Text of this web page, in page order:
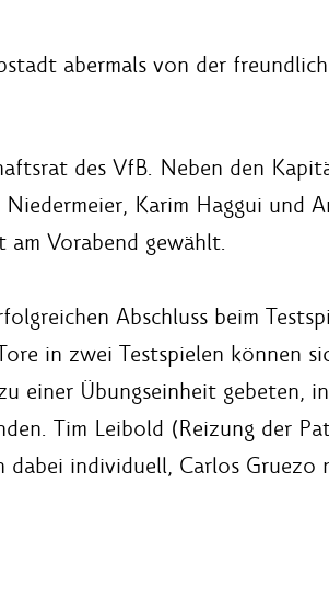
abermals von der
des VfB. Neben den
Karim Haggui und
Vorabend gewählt.
Abschluss beim
in zwei Testspielen können
einer Übungseinheit gebeten,
Tim Leibold (Reizung der
individuell, Carlos Gruezo